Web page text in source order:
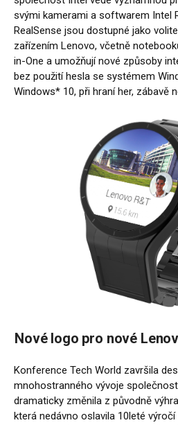
svými kamerami a softwarem Intel
RealSense jsou dostupné jako
zařízením Lenovo, včetně
in-One a umožňují nové způsoby
bez použití hesla se systémem
Windows* 10, při hraní her, zábavě
Nové logo pro nové
Konference Tech World završila
mnohostranného vývoje
dramaticky změnila z původně
která nedávno oslavila 10leté